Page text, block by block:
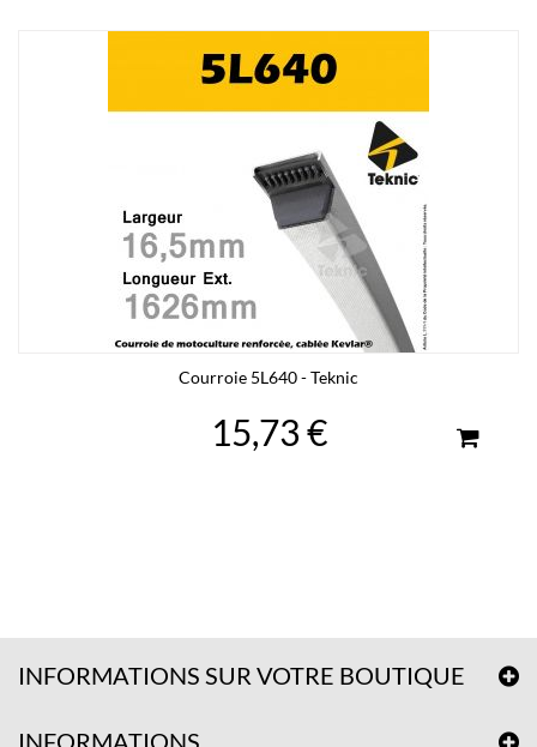
Courroie 5L640 - Teknic
15,73 €
INFORMATIONS SUR VOTRE BOUTIQUE
INFORMATIONS